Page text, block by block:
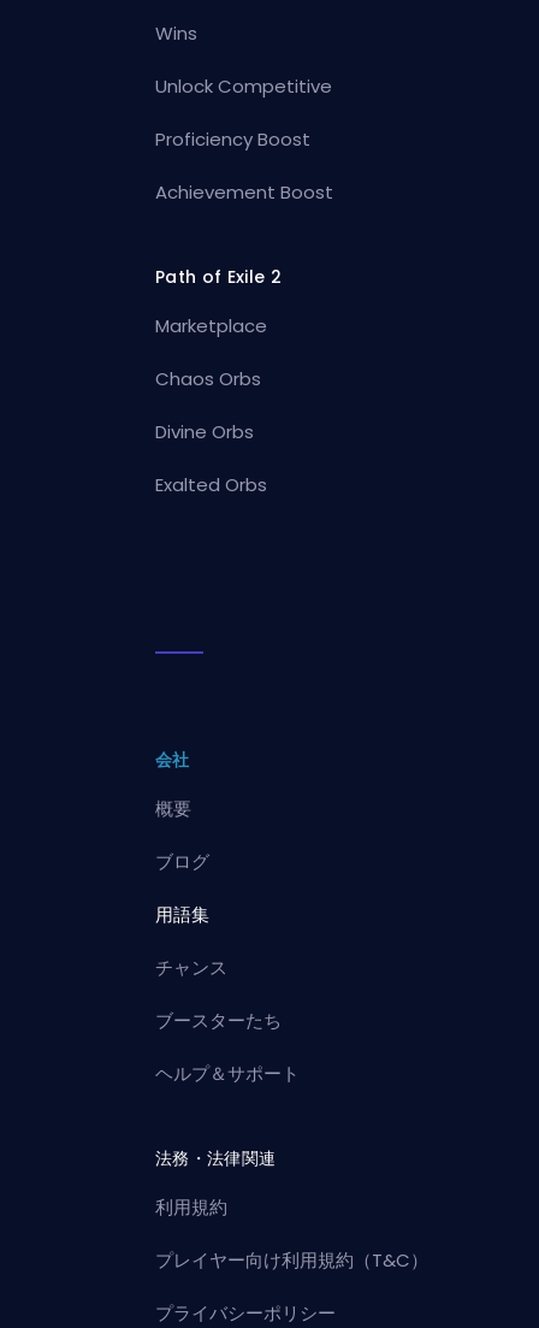
Wins
Unlock Competitive
Proficiency Boost
Achievement Boost
Path of Exile 2
Marketplace
Chaos Orbs
Divine Orbs
Exalted Orbs
会社
概要
ブログ
用語集
チャンス
ブースターたち
ヘルプ＆サポート
法務・法律関連
利用規約
プレイヤー向け利用規約（T&C）
プライバシーポリシー